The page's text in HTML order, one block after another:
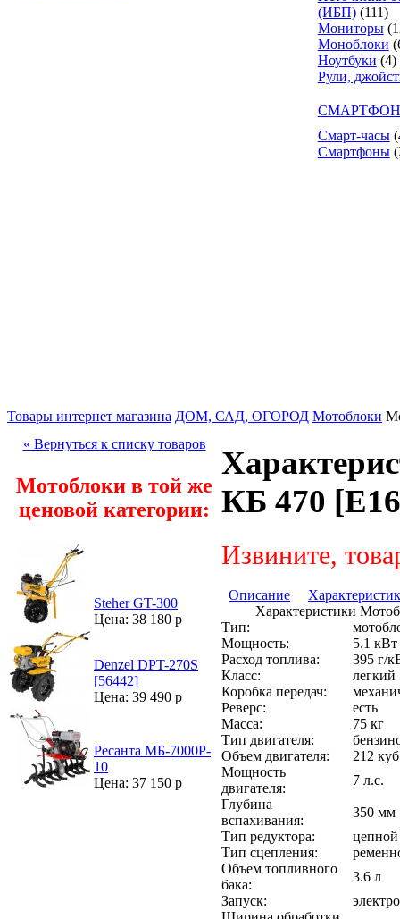
(ИБП) (111)
Мониторы
Моноблоки
Ноутбуки (4)
Рули,
Смарт-часы
Смартфоны
Товары интернет магазина ДОМ, САД, ОГОРОД Мотоблоки
« Вернуться к списку товаров
Мотоблоки в той же
ценовой категории:
Steher GT-300
Цена: 38 180 р
Denzel DPT-270S
[56442]
Цена: 39 490 р
Ресанта МБ-7000P-
10
Цена: 37 150 р
КБ 470
Извините,
Описание
Характеристики
Тип:
Мощность:
5.1 кВт
Расход топлива:
395 г/
Класс:
легкий
Коробка передач:
Реверс:
есть
Масса:
75 кг
Тип двигателя:
Объем двигателя:
212
Мощность
двигателя:
7 л.с.
Глубина
вспахивания:
350 мм
Тип редуктора:
цепной
Тип сцепления:
Объем топливного
бака:
3.6 л
Запуск: